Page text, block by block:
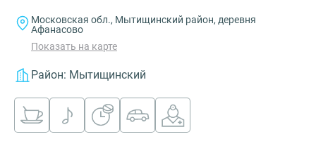
Московская обл., Мытищинский район, деревня
Афанасово
Показать на карте
Район: Мытищинский